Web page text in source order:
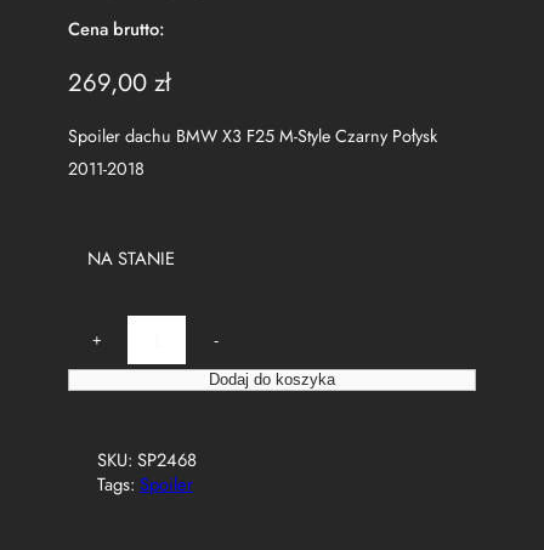
Cena brutto:
269,00 zł
Spoiler dachu BMW X3 F25 M-Style Czarny Połysk
2011-2018
NA STANIE
o
ś
-
+
Dodaj do koszyka
SKU: SP2468
Tags: Spoiler